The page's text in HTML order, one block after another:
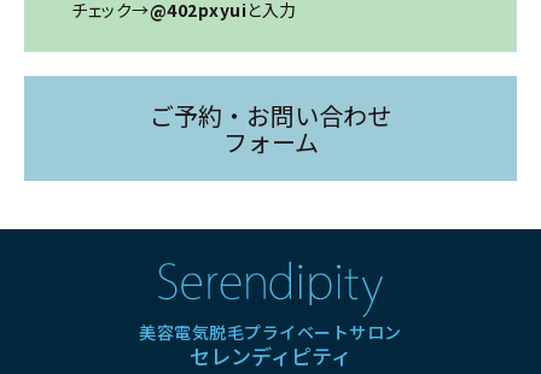
チェック→@402pxyuiと入力
ご予約・お問い合わせ
フォーム
美容電気脱毛プライベートサロン
セレンディピティ